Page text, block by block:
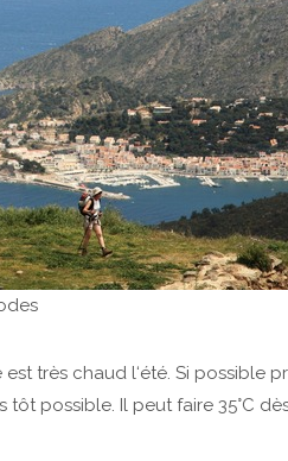
très chaud l‘été. Si possible
possible. Il peut faire 35°C